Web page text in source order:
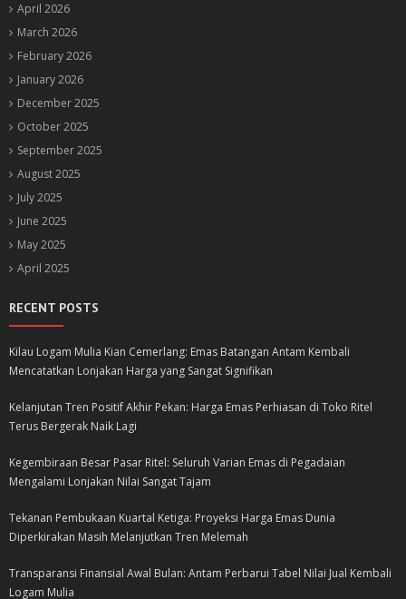
April 2026
March 2026
February 2026
January 2026
December 2025
October 2025
September 2025
August 2025
July 2025
June 2025
May 2025
April 2025
RECENT POSTS
Kilau Logam Mulia Kian Cemerlang: Emas Batangan Antam Kembali
Mencatatkan Lonjakan Harga yang Sangat Signifikan
Kelanjutan Tren Positif Akhir Pekan: Harga Emas Perhiasan di Toko Ritel
Terus Bergerak Naik Lagi
Kegembiraan Besar Pasar Ritel: Seluruh Varian Emas di Pegadaian
Mengalami Lonjakan Nilai Sangat Tajam
Tekanan Pembukaan Kuartal Ketiga: Proyeksi Harga Emas Dunia
Diperkirakan Masih Melanjutkan Tren Melemah
Transparansi Finansial Awal Bulan: Antam Perbarui Tabel Nilai Jual Kembali
Logam Mulia